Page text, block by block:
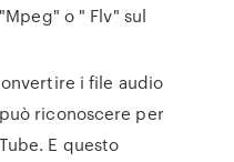
o " Flv" sul
i file audio
riconoscere per
E questo